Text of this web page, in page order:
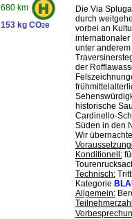
680 km
153 kg CO2e
Die Via
durch
vorbei an
internationaler
unter
der
historische
Cardinello-
Süden in den
Wir
Konditionell:
Technisch:
Kategorie
Allgemein: